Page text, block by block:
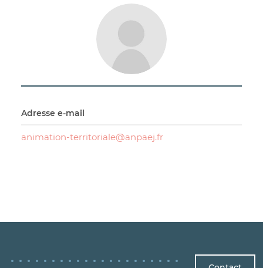
Adresse e-mail
animation-territoriale@anpaej.fr